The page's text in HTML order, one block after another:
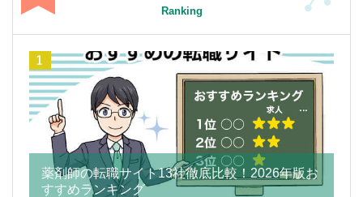
Ranking
薬剤師の転職サイト13社徹底比較！2026年版お
すすめランキング